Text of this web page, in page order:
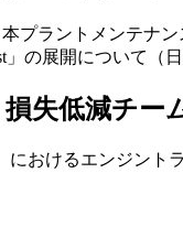
プラントメンテナ
」の展開について
失低減チー
におけるエンジン